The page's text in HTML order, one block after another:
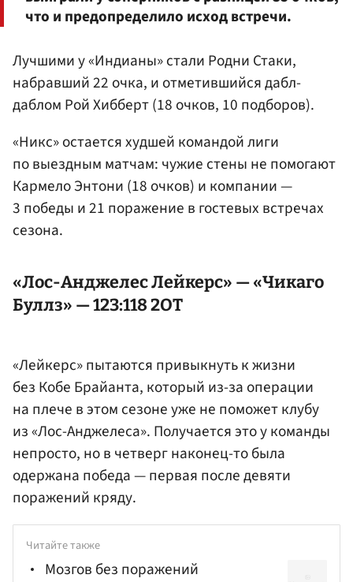
что и предопределило исход встречи.
Лучшими у «Индианы» стали Родни Стаки,
набравший 22 очка, и отметившийся дабл-
даблом Рой Хибберт (18 очков, 10 подборов).
«Никс» остается худшей командой лиги
по выездным матчам: чужие стены не помогают
Кармело Энтони (18 очков) и компании —
3 победы и 21 поражение в гостевых встречах
сезона.
«Лос-Анджелес Лейкерс» — «Чикаго
Буллз» — 123:118 2ОТ
«Лейкерс» пытаются привыкнуть к жизни
без Кобе Брайанта, который из-за операции
на плече в этом сезоне уже не поможет клубу
из «Лос-Анджелеса». Получается это у команды
непросто, но в четверг наконец-то была
одержана победа — первая после девяти
поражений кряду.
Читайте также
Мозгов без поражений